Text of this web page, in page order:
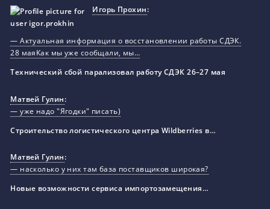
Игорь Прохин:
— Актуальная информация о восстановлении работы СДЭК.
28 маяКак мы уже сообщали, мы…
Технический сбой парализовал работу СДЭК 26–27 мая
Матвей Гулин:
— уже надо "Ягодки" писать)
Строительство логистического центра Wildberries в…
Матвей Гулин:
— насколько у них там база поставщиков широкая?
Новые возможности сервиса импортозамещения…